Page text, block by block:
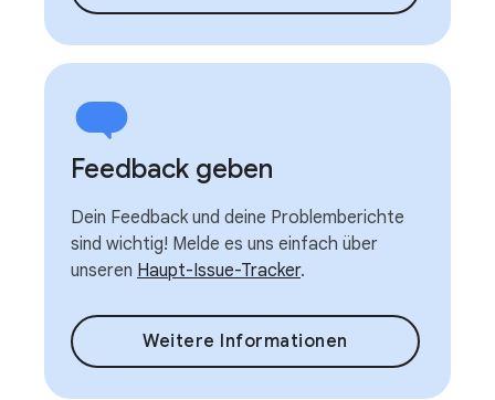
Feedback geben
Dein Feedback und deine Problemberichte
sind wichtig! Melde es uns einfach über
unseren Haupt-Issue-Tracker.
Weitere Informationen